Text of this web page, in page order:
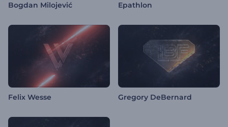
Bogdan Milojević Epathlon
Felix Wesse Gregory DeBernard